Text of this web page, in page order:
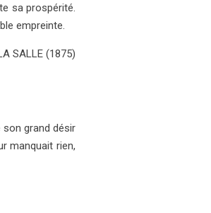
sa prospérité.
empreinte.
SALLE (1875)
grand désir
manquait rien,